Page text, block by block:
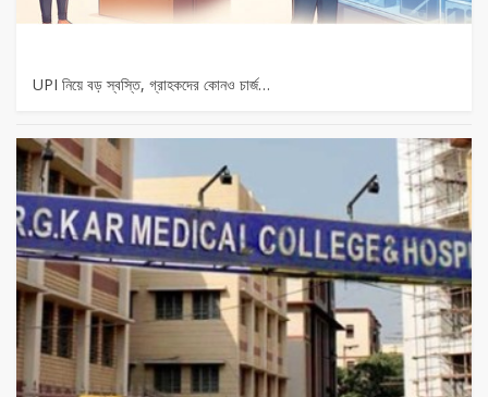
UPI নিয়ে বড় স্বস্তি, গ্রাহকদের কোনও চার্জ…